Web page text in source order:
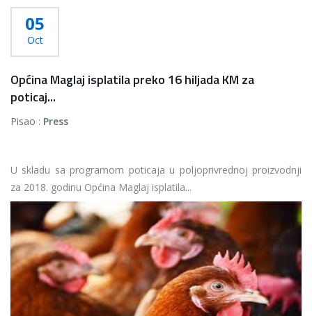
05
Oct
Općina Maglaj isplatila preko 16 hiljada KM za
poticaj...
Pisao : Press
U skladu sa programom poticaja u poljoprivrednoj proizvodnji
za 2018. godinu Općina Maglaj isplatila...
Više...